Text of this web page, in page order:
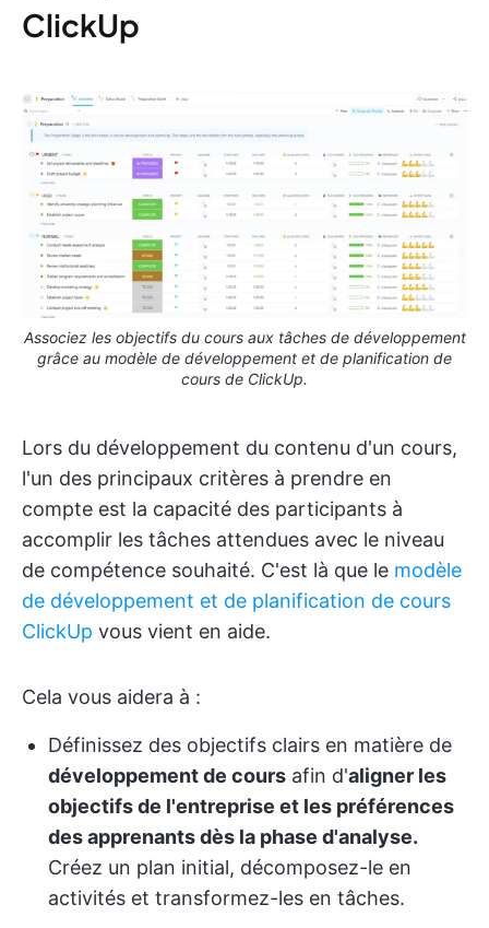
ClickUp
Associez les objectifs du cours aux tâches de développement
grâce au modèle de développement et de planification de
cours de ClickUp.
Lors du développement du contenu d'un cours,
l'un des principaux critères à prendre en
compte est la capacité des participants à
accomplir les tâches attendues avec le niveau
de compétence souhaité. C'est là que le modèle
de développement et de planification de cours
ClickUp vous vient en aide.
Cela vous aidera à :
Définissez des objectifs clairs en matière de
développement de cours afin d'aligner les
objectifs de l'entreprise et les préférences
des apprenants dès la phase d'analyse.
Créez un plan initial, décomposez-le en
activités et transformez-les en tâches.